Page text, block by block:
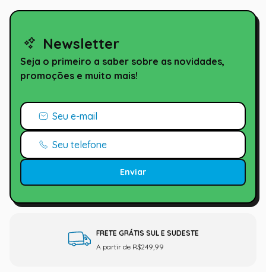
Newsletter
Seja o primeiro a saber sobre as novidades,
promoções e muito mais!
Enviar
FRETE GRÁTIS SUL E SUDESTE
A partir de R$249,99